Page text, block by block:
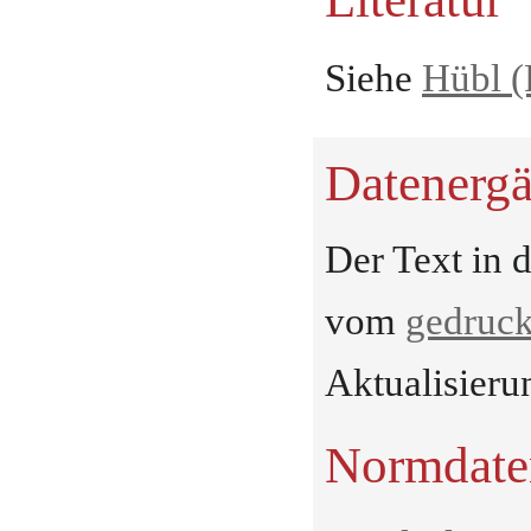
Siehe Hübl
Der Text in
vom